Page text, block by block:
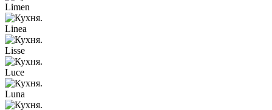
Limen
Linea
Lisse
Luce
Luna